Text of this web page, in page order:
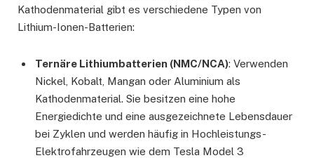
Kathodenmaterial gibt es verschiedene Typen von
Lithium-Ionen-Batterien:
Ternäre Lithiumbatterien (NMC/NCA): Verwenden
Nickel, Kobalt, Mangan oder Aluminium als
Kathodenmaterial. Sie besitzen eine hohe
Energiedichte und eine ausgezeichnete Lebensdauer
bei Zyklen und werden häufig in Hochleistungs-
Elektrofahrzeugen wie dem Tesla Model 3